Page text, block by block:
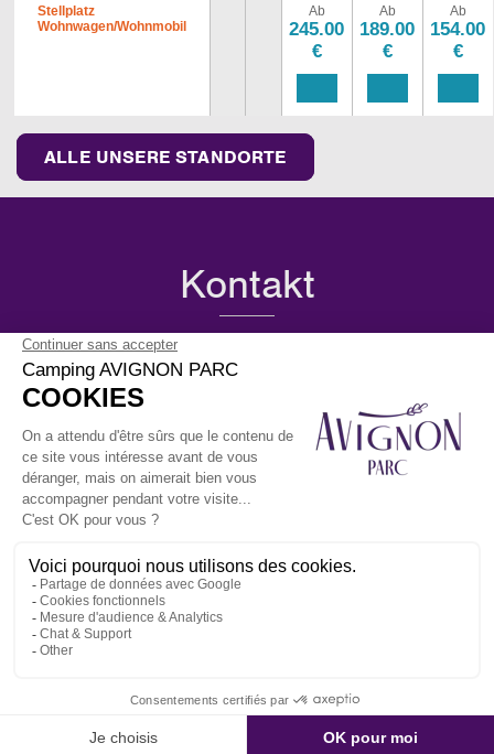
Stellplatz
Wohnwagen/Wohnmobil
Ab
245.00
€
Ab
189.00
€
Ab
154.00
€
ALLE UNSERE STANDORTE
Kontakt
385 Route d’Entraigues 84270 Vedène
Camping :
Breitengrad : 43.990332755538624
Längengrad : 4.913100466548784
Ihre Osterferien
Ihre Maiferien
Folgen Sie Uns